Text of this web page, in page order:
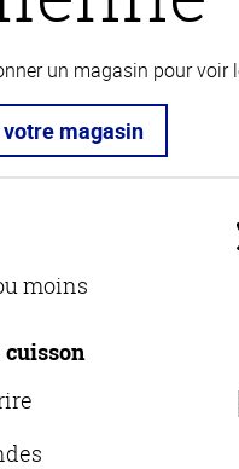
un magasin pour voir
magasin
moins
cuisson